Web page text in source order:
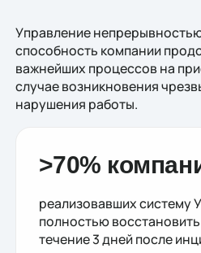
Управление
способность компании
важнейших процессов на
случае возникновения
нарушения работы.
>70%
реализовавших систему
полностью
течение 3 дней после